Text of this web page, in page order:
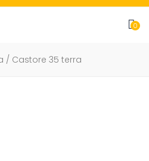
0
/ Castore 35 terra